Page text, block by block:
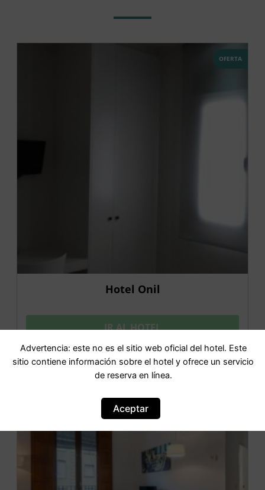
OFERTA
Hotel Onil
IR AL HOTEL
Advertencia: este no es el sitio web oficial del hotel. Este
sitio contiene información sobre el hotel y ofrece un servicio
de reserva en línea.
Aceptar